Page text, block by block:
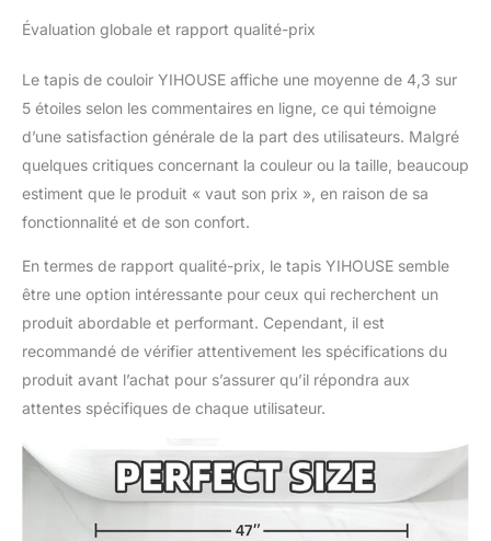
Évaluation globale et rapport qualité-prix
Le tapis de couloir YIHOUSE affiche une moyenne de 4,3 sur
5 étoiles selon les commentaires en ligne, ce qui témoigne
d’une satisfaction générale de la part des utilisateurs. Malgré
quelques critiques concernant la couleur ou la taille, beaucoup
estiment que le produit « vaut son prix », en raison de sa
fonctionnalité et de son confort.
En termes de rapport qualité-prix, le tapis YIHOUSE semble
être une option intéressante pour ceux qui recherchent un
produit abordable et performant. Cependant, il est
recommandé de vérifier attentivement les spécifications du
produit avant l’achat pour s’assurer qu’il répondra aux
attentes spécifiques de chaque utilisateur.